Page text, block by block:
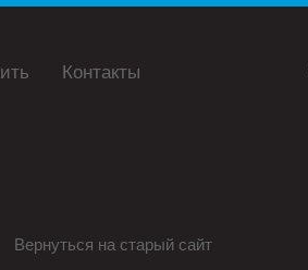
Контакты
Вернуться на старый сайт